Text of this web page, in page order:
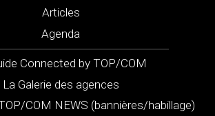
Articles
Agenda
Connected by TOP/COM
La Galerie des agences
COM NEWS (bannières/habillage)